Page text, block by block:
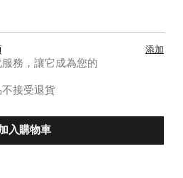
務，讓它成為您的
接受退貨
添加
入購物車